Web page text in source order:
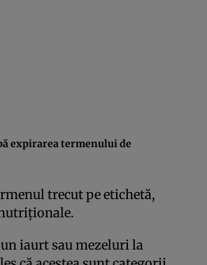
expirarea termenului de
trecut pe etichetă,
iaurt sau mezeluri la